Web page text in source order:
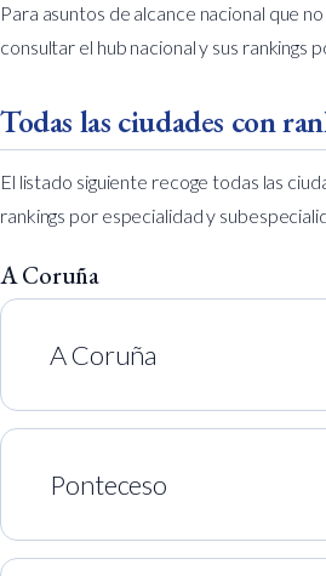
Para asuntos de alcance nacional que
consultar el hub nacionaly sus rankings
Todas las ciudades con
El listado siguiente recoge todas las
rankings por especialidad y
A Coruña
A Coruña
Ponteceso